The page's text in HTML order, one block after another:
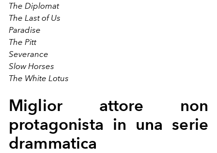
The Diplomat
The Last of Us
Paradise
The Pitt
Severance
Slow Horses
The White Lotus
Miglior attore non
protagonista in una serie
drammatica